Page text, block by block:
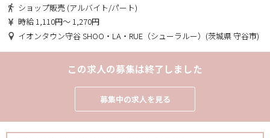
ショップ販売 (アルバイト/パート)
時給 1,110円～ 1,270円
イオンタウン守谷 SHOO・LA・RUE（シューラルー）(茨城県 守谷市)
この求人の募集は終了しました
募集中の求人を見る